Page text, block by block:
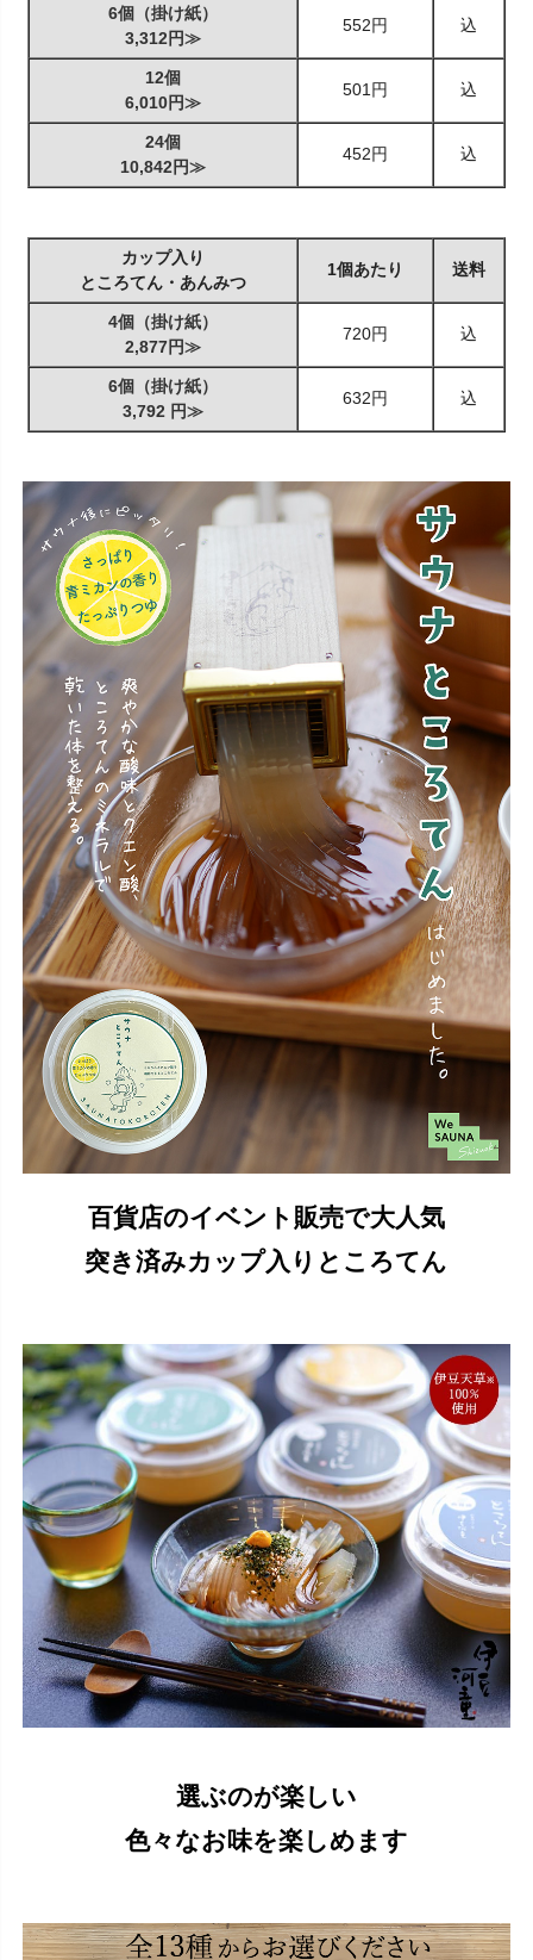
6個（掛け紙）
3,312円≫
552円 込
12個
6,010円≫
501円 込
24個
10,842円≫
452円 込
カップ入り
ところてん・あんみつ
1個あたり 送料
4個（掛け紙）
2,877円≫
720円 込
6個（掛け紙）
3,792 円≫
632円 込
百貨店のイベント販売で大人気
突き済みカップ入りところてん
選ぶのが楽しい
色々なお味を楽しめます